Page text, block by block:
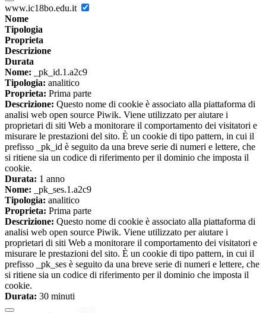
www.ic18bo.edu.it
Nome
Tipologia
Proprieta
Descrizione
Durata
Nome: _pk_id.1.a2c9
Tipologia: analitico
Proprieta: Prima parte
Descrizione: Questo nome di cookie è associato alla piattaforma di
analisi web open source Piwik. Viene utilizzato per aiutare i
proprietari di siti Web a monitorare il comportamento dei visitatori e
misurare le prestazioni del sito. È un cookie di tipo pattern, in cui il
prefisso _pk_id è seguito da una breve serie di numeri e lettere, che
si ritiene sia un codice di riferimento per il dominio che imposta il
cookie.
Durata: 1 anno
Nome: _pk_ses.1.a2c9
Tipologia: analitico
Proprieta: Prima parte
Descrizione: Questo nome di cookie è associato alla piattaforma di
analisi web open source Piwik. Viene utilizzato per aiutare i
proprietari di siti Web a monitorare il comportamento dei visitatori e
misurare le prestazioni del sito. È un cookie di tipo pattern, in cui il
prefisso _pk_ses è seguito da una breve serie di numeri e lettere, che
si ritiene sia un codice di riferimento per il dominio che imposta il
cookie.
Durata: 30 minuti